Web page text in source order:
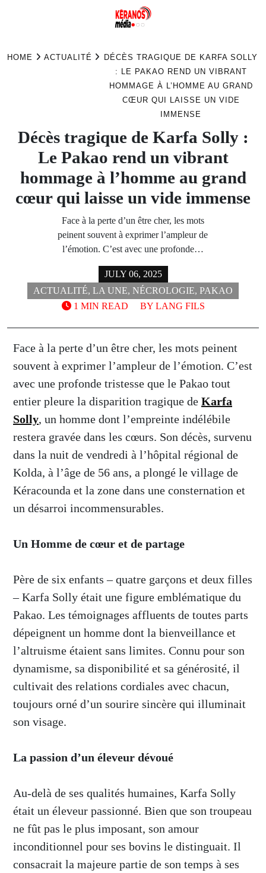
HOME ACTUALITÉ
DÉCÈS TRAGIQUE DE KARFA SOLLY
: LE PAKAO REND UN VIBRANT
HOMMAGE À L’HOMME AU GRAND
CŒUR QUI LAISSE UN VIDE
IMMENSE
Décès tragique de Karfa Solly :
Le Pakao rend un vibrant
hommage à l’homme au grand
cœur qui laisse un vide immense
Face à la perte d’un être cher, les mots
peinent souvent à exprimer l’ampleur de
l’émotion. C’est avec une profonde…
JULY 06, 2025
ACTUALITÉ, LA UNE, NÉCROLOGIE, PAKAO
BY LANG FILS
1 MIN READ
Face à la perte d’un être cher, les mots peinent
souvent à exprimer l’ampleur de l’émotion. C’est
avec une profonde tristesse que le Pakao tout
entier pleure la disparition tragique de Karfa
Solly, un homme dont l’empreinte indélébile
restera gravée dans les cœurs. Son décès, survenu
dans la nuit de vendredi à l’hôpital régional de
Kolda, à l’âge de 56 ans, a plongé le village de
Kéracounda et la zone dans une consternation et
un désarroi incommensurables.
Un Homme de cœur et de partage
Père de six enfants – quatre garçons et deux filles
– Karfa Solly était une figure emblématique du
Pakao. Les témoignages affluents de toutes parts
dépeignent un homme dont la bienveillance et
l’altruisme étaient sans limites. Connu pour son
dynamisme, sa disponibilité et sa générosité, il
cultivait des relations cordiales avec chacun,
toujours orné d’un sourire sincère qui illuminait
son visage.
La passion d’un éleveur dévoué
Au-delà de ses qualités humaines, Karfa Solly
était un éleveur passionné. Bien que son troupeau
ne fût pas le plus imposant, son amour
inconditionnel pour ses bovins le distinguait. Il
consacrait la majeure partie de son temps à ses